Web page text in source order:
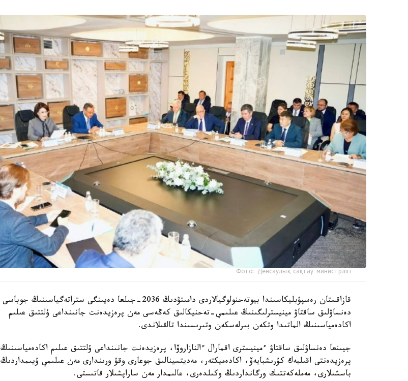
Фото: Денсаулық сақтау министрлігі
قازاقستان رەسپۋبليكاسىندا بيوتەحنولوگيالاردى دامىتۋدىڭ 2036-جىلعا دەيىنگى ستراتەگياسىنىڭ جوباسى
دەنساۋلىق ساقتاۋ مينيسترلىگىنىڭ عىلىمي-تەحنيكالىق كەڭەسى مەن پرەزيدەنت جانىنداعى ۇلتتىق عىلىم
اكادەمياسىنىڭ الماتىدا وتكەن بىرلەسكەن وتىرىسىندا تالقىلاندى.
جيىنعا دەنساۋلىق ساقتاۋ ءمينيسترى اقمارال ءالنازاروۆا، پرەزيدەنت جانىنداعى ۇلتتىق عىلىم اكادەمياسىنىڭ
پرەزيدەنتى اقىلبەك كۇرىشبايەۆ، اكادەميكتەر، مەديتسينالىق جوعارى وقۋ ورىندارى مەن عىلىمي ۇيىمداردىڭ
باسشىلارى، مەملەكەتتىك ورگانداردىڭ وكىلدەرى، عالىمدار مەن ساراپشىلار قاتىستى.